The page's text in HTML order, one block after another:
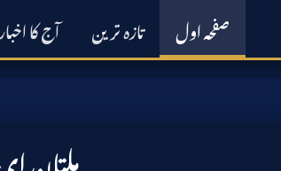
صفحہ اول تازہ ترین آج کا